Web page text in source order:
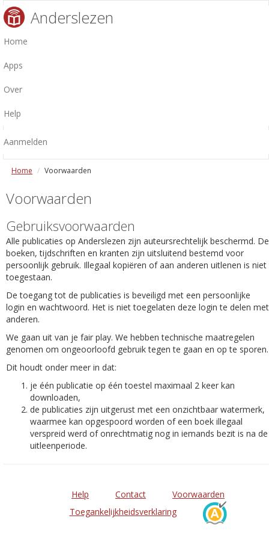
Anderslezen
Home
Apps
Over
Help
Aanmelden
Home Voorwaarden
Voorwaarden
Gebruiksvoorwaarden
Alle publicaties op Anderslezen zijn auteursrechtelijk beschermd. De
boeken, tijdschriften en kranten zijn uitsluitend bestemd voor
persoonlijk gebruik. Illegaal kopiëren of aan anderen uitlenen is niet
toegestaan.
De toegang tot de publicaties is beveiligd met een persoonlijke
login en wachtwoord. Het is niet toegelaten deze login te delen met
anderen.
We gaan uit van je fair play. We hebben technische maatregelen
genomen om ongeoorloofd gebruik tegen te gaan en op te sporen.
Dit houdt onder meer in dat:
je één publicatie op één toestel maximaal 2 keer kan
downloaden,
de publicaties zijn uitgerust met een onzichtbaar watermerk,
waarmee kan opgespoord worden of een boek illegaal
verspreid werd of onrechtmatig nog in iemands bezit is na de
uitleenperiode.
Help Contact
Voorwaarden
Toegankelijkheidsverklaring